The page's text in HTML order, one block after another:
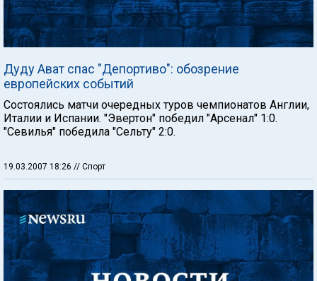
Дуду Ават спас "Депортиво": обозрение
европейских событий
Состоялись матчи очередных туров чемпионатов Англии,
Италии и Испании. "Эвертон" победил "Арсенал" 1:0.
"Севилья" победила "Сельту" 2:0.
19.03.2007 18:26 // Спорт